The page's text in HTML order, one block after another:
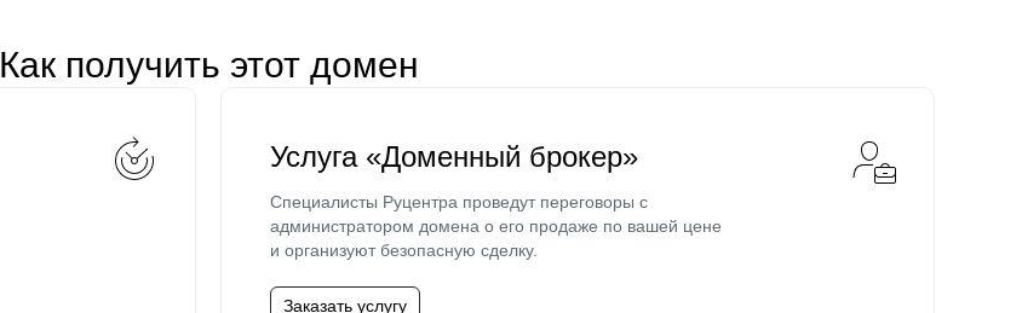
Как получить этот домен
Услуга «Доменный брокер»
Специалисты Руцентра проведут переговоры с
администратором домена о его продаже по вашей цене
и организуют безопасную сделку.
Заказать услугу